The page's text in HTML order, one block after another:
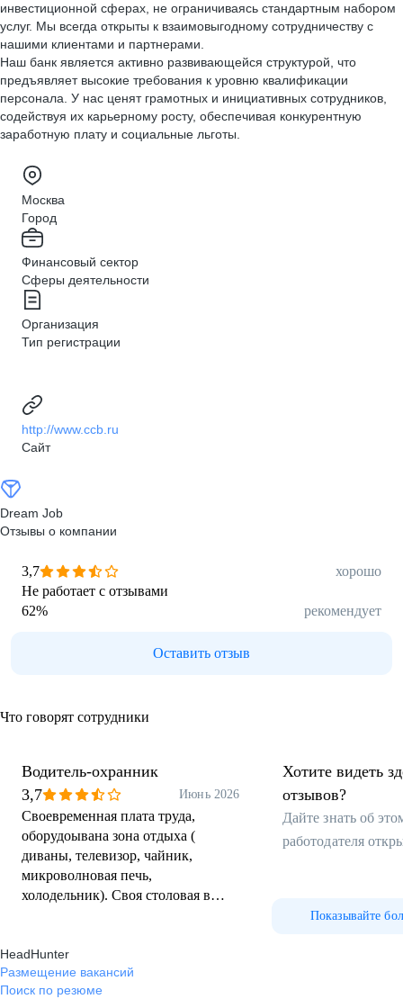
инвестиционной сферах, не ограничиваясь стандартным набором
услуг. Мы всегда открыты к взаимовыгодному сотрудничеству с
нашими клиентами и партнерами.
Наш банк является активно развивающейся структурой, что
предъявляет высокие требования к уровню квалификации
персонала. У нас ценят грамотных и инициативных сотрудников,
содействуя их карьерному росту, обеспечивая конкурентную
заработную плату и социальные льготы.
Москва
Город
Финансовый сектор
Сферы деятельности
Организация
Тип регистрации
http://www.ccb.ru
Сайт
Dream Job
Отзывы о компании
3,7
хорошо
Не работает с отзывами
62% рекомендует
Оставить отзыв
Что говорят сотрудники
Водитель-охранник
3,7
Июнь 2026
Своевременная плата труда,
оборудоывана зона отдыха (
диваны, телевизор, чайник,
микроволновая печь,
холодельник). Своя столовая в
Хотите видеть
отзывов?
Дайте знать об
работодателя
Показывайте
HeadHunter
Размещение вакансий
Поиск по резюме